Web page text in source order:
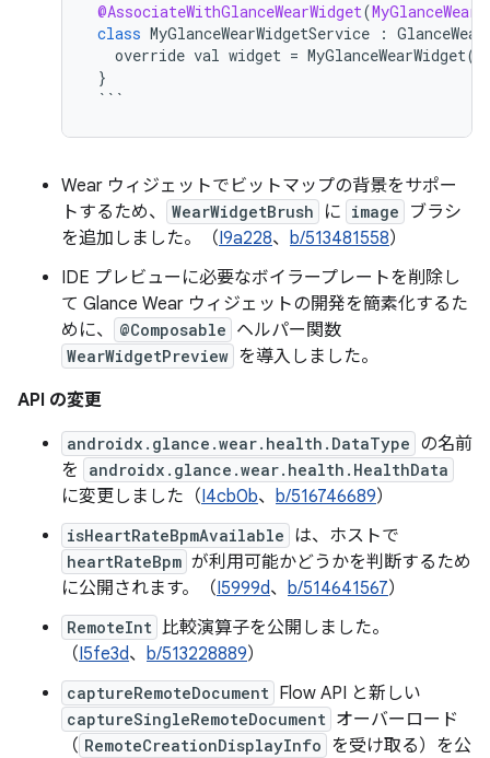
@AssociateWithGlanceWearWidget(
class MyGlanceWearWidgetService :
override val widget = MyGlanceWearWidget()
}
```
Wear ウィジェットでビットマップの背景をサポー
トするため、
WearWidgetBrush に image
ブラシ
を追加しました。（I9a228、 b/513481558）
IDE プレビューに必要なボイラープレートを削除し
て Glance Wear ウィジェットの開発を簡素化するた
めに、
@Composable ヘルパー関数
WearWidgetPreview を導入しました。
API の変更
androidx.glance.wear.health.DataType の名前
を
androidx.glance.wear.health.HealthData
に変更しました（I4cb0b、 b/516746689）
isHeartRateBpmAvailable は、ホストで
heartRateBpm が利用可能かどうかを判断するため
に公開されます。（I5999d、 b/514641567）
RemoteInt 比較演算子を公開しました。
（I5fe3d、 b/513228889）
captureRemoteDocument Flow API と新しい
captureSingleRemoteDocument オーバーロード
（ RemoteCreationDisplayInfo を受け取る）を公